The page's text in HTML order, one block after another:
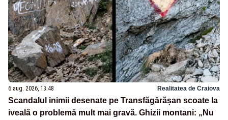
6 aug. 2026, 13:48 Realitatea de Craiova
Scandalul inimii desenate pe Transfăgărășan scoate la
iveală o problemă mult mai gravă. Ghizii montani: „Nu